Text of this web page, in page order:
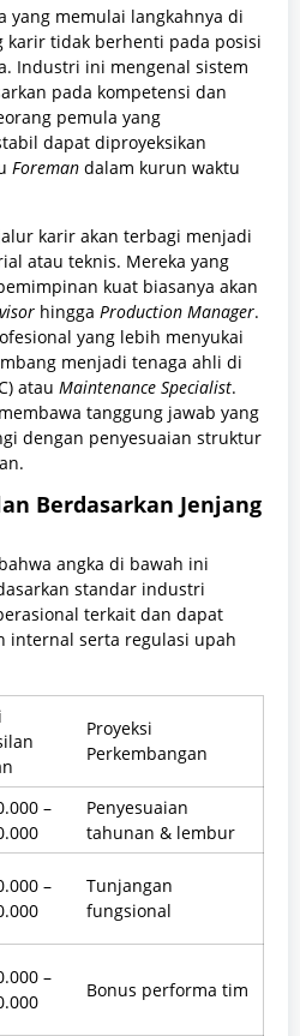
yang memulai langkahnya di
karir tidak berhenti pada posisi
Industri ini mengenal sistem
pada kompetensi dan
pemula yang
dapat diproyeksikan
Foreman dalam kurun waktu
karir akan terbagi menjadi
atau teknis. Mereka yang
kuat biasanya akan
hingga Production Manager.
yang lebih menyukai
menjadi tenaga ahli di
atau Maintenance Specialist.
tanggung jawab yang
dengan penyesuaian struktur
Berdasarkan Jenjang
angka di bawah ini
standar industri
terkait dan dapat
internal serta regulasi upah
Proyeksi
Perkembangan
–
Penyesuaian
tahunan & lembur
–
Tunjangan
fungsional
–
Bonus performa tim